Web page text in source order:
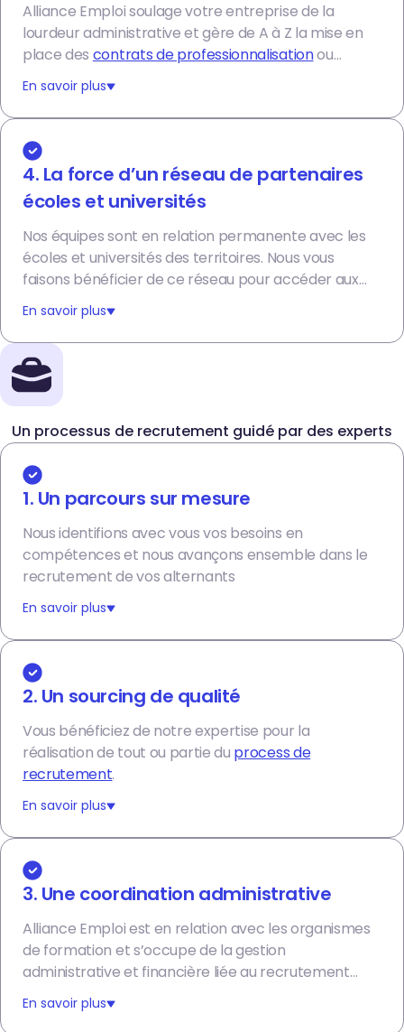
Alliance Emploi soulage votre entreprise de la
lourdeur administrative et gère de A à Z la mise en
place des contrats de professionnalisationou
contrats d’apprentissage
En savoir plus
4. La force d’un réseau de partenaires
écoles et universités
Nos équipes sont en relation permanente avec les
écoles et universités des territoires. Nous vous
faisons bénéficier de ce réseau pour accéder aux
profils les plus adaptés à votre besoin. Nous nous
déployons sur de nombreux salons et forums pour
amplifier la visibilité des offres à pourvoir.
En savoir plus
Un processus de recrutement guidé par des experts
1. Un parcours sur mesure
Nous identifions avec vous vos besoins en
compétences et nous avançons ensemble dans le
recrutement de vos alternants
En savoir plus
2. Un sourcing de qualité
Vous bénéficiez de notre expertise pour la
réalisation de tout ou partie du process de
recrutement.
En savoir plus
3. Une coordination administrative
Alliance Emploi est en relation avec les organismes
de formation et s’occupe de la gestion
administrative et financière liée au recrutement
d’un alternant.
En savoir plus